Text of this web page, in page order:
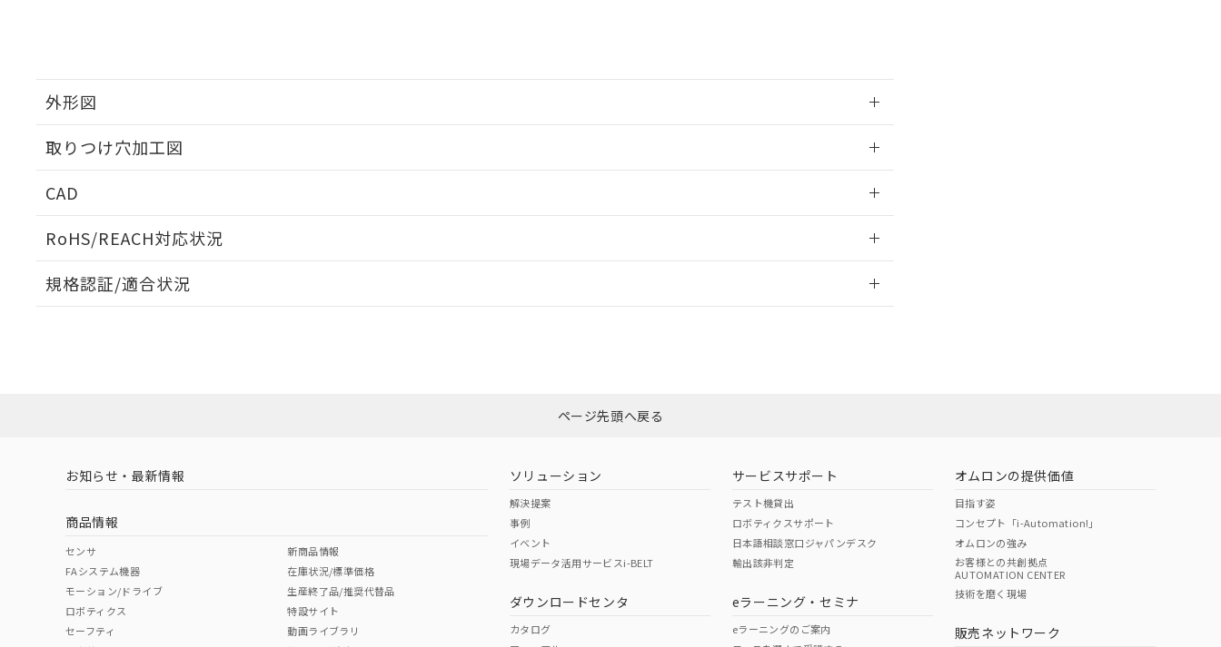
外形図
取りつけ穴加工図
CAD
RoHS/REACH対応状況
EU RoHS 注意事項・凡例
ダウンロードはこちら
中国 RoHS 注意事項・凡例
中国 RoHS表
Pb Hg Cr(VI)
規格認証/適合状況
（イギリス
（ノルウェー
（日本
（アメリカ
この製品の規格認証/適合状況ページへ
その他の認証はこちらのページからご検索ください
ページ先頭へ戻る
お知らせ・最新情報
商品情報
センサ
FAシステム機器
モーション/ドライブ
ロボティクス
セーフティ
新商品情報
在庫状況/標準価格
生産終了品/推奨代替品
特設サイト
動画ライブラリ
ソリューション
解決提案
事例
イベント
現場データ活用サービスi-BELT
ダウンロードセンタ
カタログ
サービスサポート
テスト機貸出
ロボティクスサポート
日本語相談窓口ジャパンデスク
輸出該非判定
eラーニング・セミナ
eラーニングのご案内
オムロンの提供価値
目指す姿
コンセプト「i-Automation!」
オムロンの強み
お客様との共創拠点
AUTOMATION CENTER
技術を磨く現場
販売ネットワーク